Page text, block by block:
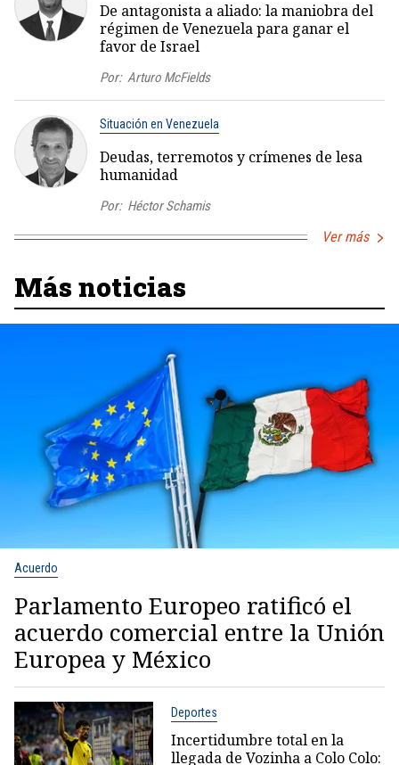
De antagonista a aliado: la maniobra del
régimen de Venezuela para ganar el
favor de Israel
Por: Arturo McFields
Situación en Venezuela
Deudas, terremotos y crímenes de lesa
humanidad
Por: Héctor Schamis
Ver más
Más noticias
Acuerdo
Parlamento Europeo ratificó el
acuerdo comercial entre la Unión
Europea y México
Deportes
Incertidumbre total en la
llegada de Vozinha a Colo Colo: